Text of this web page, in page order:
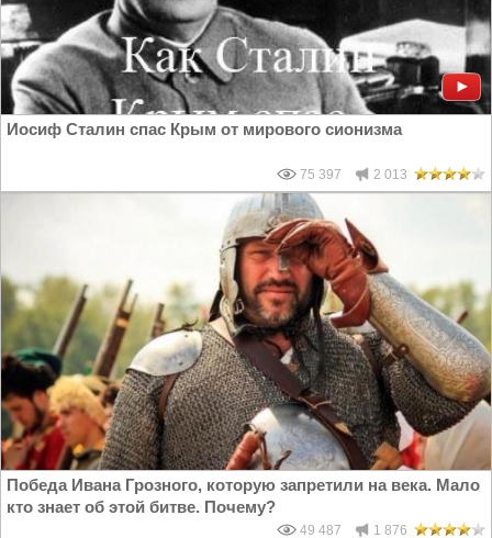
Иосиф Сталин спас Крым от мирового сионизма
75 397 2 013
Победа Ивана Грозного, которую запретили на века. Мало
кто знает об этой битве. Почему?
49 487 1 876